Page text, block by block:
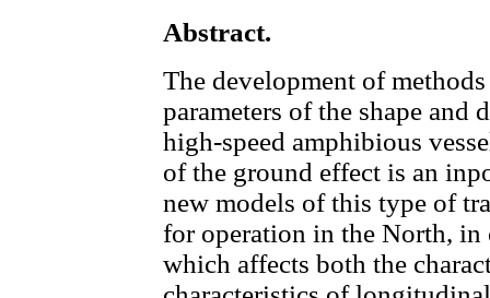
Abstract.
The development of
parameters of the shape
high-speed amphibious
of the ground effect is an
new models of this type of
for operation in the North,
which affects both the